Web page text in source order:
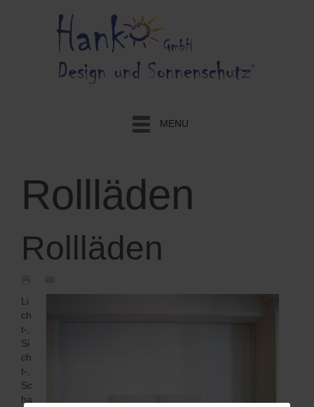
MENU
Rollläden
Rollläden
Li
ch
t-,
Si
ch
t-,
Sc
ha